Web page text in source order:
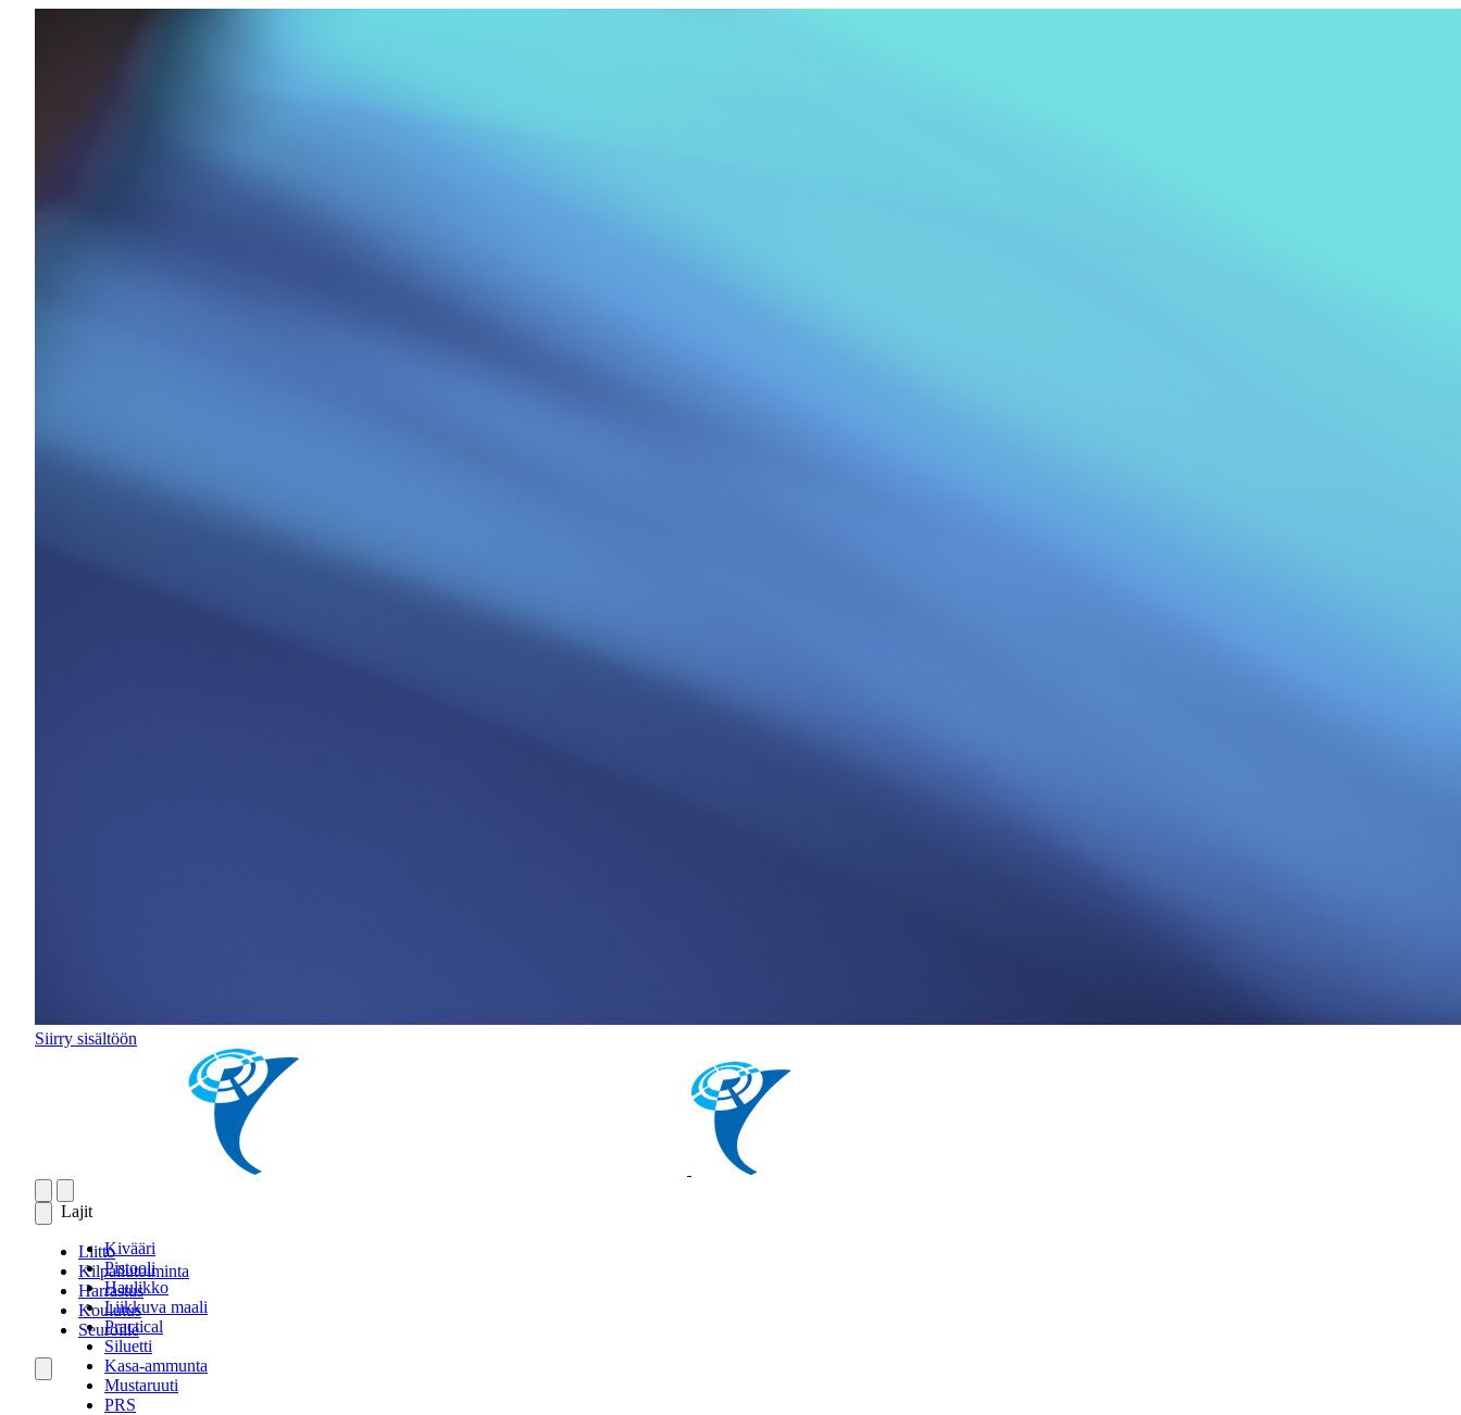
Siirry sisältöön
Lajit
Kivääri
Pistooli
Haulikko
Liikkuva maali
Practical
Siluetti
Kasa-ammunta
Mustaruuti
PRS
Liitto
Kilpailutoiminta
Harrastus
Koulutus
Seuroille